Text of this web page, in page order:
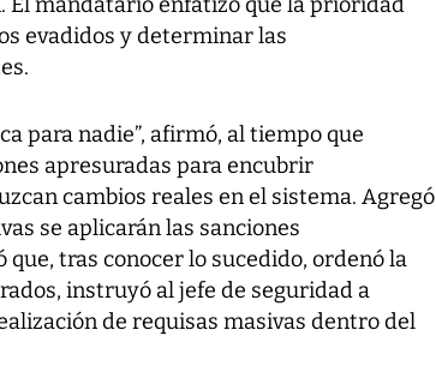
El mandatario enfatizó que la prioridad
evadidos y determinar las
para nadie”, afirmó, al tiempo que
apresuradas para encubrir
cambios reales en el sistema. Agregó
se aplicarán las sanciones
tras conocer lo sucedido, ordenó la
instruyó al jefe de seguridad a
de requisas masivas dentro del